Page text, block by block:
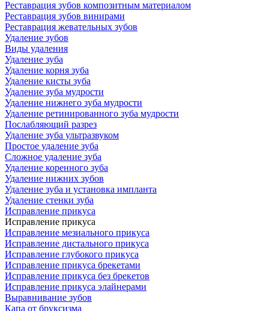
Реставрация зубов композитным материалом
Реставрация зубов винирами
Реставрация жевательных зубов
Удаление зубов
Виды удаления
Удаление зуба
Удаление корня зуба
Удаление кисты зуба
Удаление зуба мудрости
Удаление нижнего зуба мудрости
Удаление ретинированного зуба мудрости
Послабляющий разрез
Удаление зуба ультразвуком
Простое удаление зуба
Сложное удаление зуба
Удаление коренного зуба
Удаление нижних зубов
Удаление зуба и установка импланта
Удаление стенки зуба
Исправление прикуса
Исправление прикуса
Исправление мезиального прикуса
Исправление дистального прикуса
Исправление глубокого прикуса
Исправление прикуса брекетами
Исправление прикуса без брекетов
Исправление прикуса элайнерами
Выравнивание зубов
Капа от бруксизма